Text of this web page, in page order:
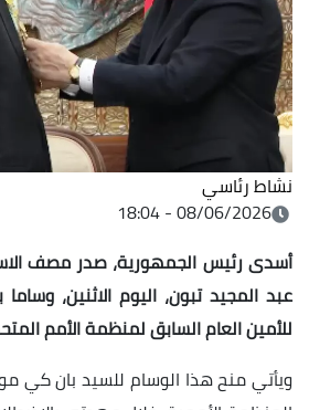
صدر مصف الاستحقاق الوطني، السيد
الاثنين، وساما برتبة "أثير" من المصف
الأمم المتحدة، السيد بان كي مون.
للسيد بان كي مون نظير جهوده لتمكين